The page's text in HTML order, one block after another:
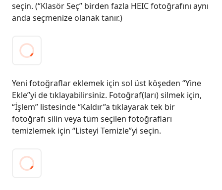
seçin. (“Klasör Seç” birden fazla HEIC fotoğrafını aynı
anda seçmenize olanak tanır.)
Yeni fotoğraflar eklemek için sol üst köşeden “Yine
Ekle”yi de tıklayabilirsiniz. Fotoğraf(ları) silmek için,
“İşlem” listesinde “Kaldır”a tıklayarak tek bir
fotoğrafı silin veya tüm seçilen fotoğrafları
temizlemek için “Listeyi Temizle”yi seçin.